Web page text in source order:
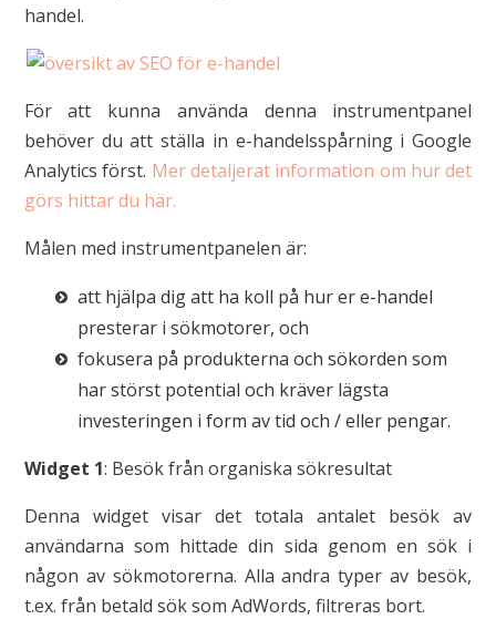
handel.
För att kunna använda denna instrumentpanel
behöver du att ställa in e-handelsspårning i Google
Analytics först. Mer detaljerat information om hur det
görs hittar du här.
Målen med instrumentpanelen är:
att hjälpa dig att ha koll på hur er e-handel
presterar i sökmotorer, och
fokusera på produkterna och sökorden som
har störst potential och kräver lägsta
investeringen i form av tid och / eller pengar.
Widget 1: Besök från organiska sökresultat
Denna widget visar det totala antalet besök av
användarna som hittade din sida genom en sök i
någon av sökmotorerna. Alla andra typer av besök,
t.ex. från betald sök som AdWords, filtreras bort.